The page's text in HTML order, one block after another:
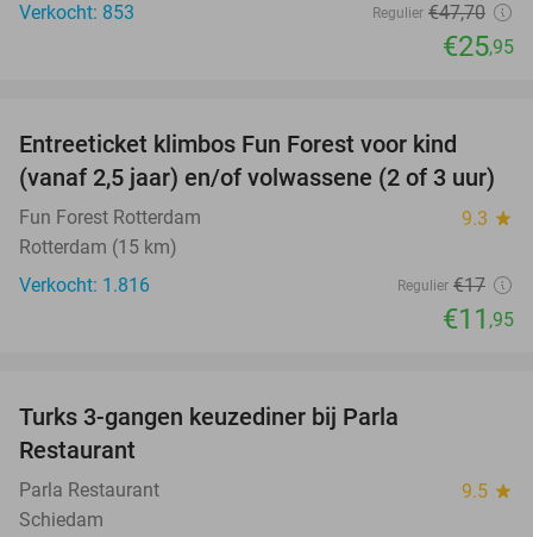
Verkocht: 853
Regulier €47,70
€25,95
Entreeticket klimbos Fun Forest voor kind
(vanaf 2,5 jaar) en/of volwassene (2 of 3 uur)
Fun Forest Rotterdam 9.3 star
Rotterdam (15 km)
Verkocht: 1.816
Regulier €17
€11 ,95
Turks 3-gangen keuzediner bij Parla
Restaurant
Parla Restaurant 9.5 star
Schiedam